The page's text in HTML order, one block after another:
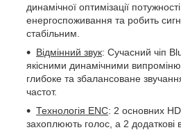
динамічної оптимізації
енергоспоживання та робить
стабільним.
Відмінний звук: Сучасний чіп
якісними динамічними
глибоке та збалансоване
частот.
Технологія ENС: 2 основних
захоплюють голос, а 2